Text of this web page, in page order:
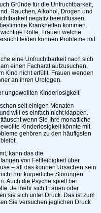
Gründe für die Unfruchtbarkeit,
Rauchen, Alkohol, Drogen und
negativ beeinflussen.
Krankheiten kommen.
Rolle. Frauen welche
leiden können Probleme mit
eine Unfruchtbarkeit nach sich
einen Facharzt aufzusuchen,
Kind nicht erfüllt. Frauen wenden
an ihren Urologen.
ungewollten Kinderlosigkeit
seit einigen Monaten
will es einfach nicht klappen.
wenn Sie Ihre monatliche
Kinderlosigkeit könnte mit
gehören zu den häufigsten
kann das die
von Fettleibigkeit über
– all das können Ursachen sein
nur körperliche Störungen
Auch die Psyche spielt bei
Je mehr sich Frauen oder
sie sich unter Druck. Das ist zum
Sie versuchen jeglichen Druck